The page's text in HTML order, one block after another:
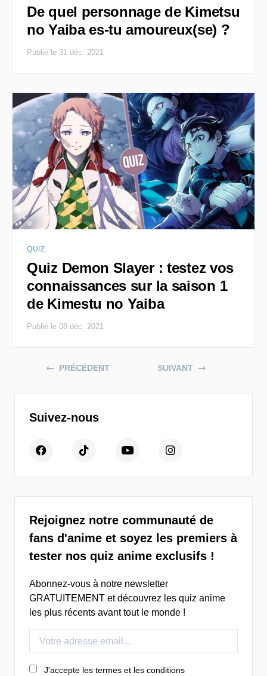
De quel personnage de Kimetsu
no Yaiba es-tu amoureux(se) ?
Publié le 31 déc. 2021
QUIZ
Quiz Demon Slayer : testez vos
connaissances sur la saison 1
de Kimestu no Yaiba
Publié le 08 déc. 2021
Posts navigation
PRÉCÉDENT SUIVANT
Suivez-nous
Rejoignez notre communauté de
fans d'anime et soyez les premiers à
tester nos quiz anime exclusifs !
Abonnez-vous à notre newsletter
GRATUITEMENT et découvrez les quiz anime
les plus récents avant tout le monde !
J'accepte les termes et les conditions